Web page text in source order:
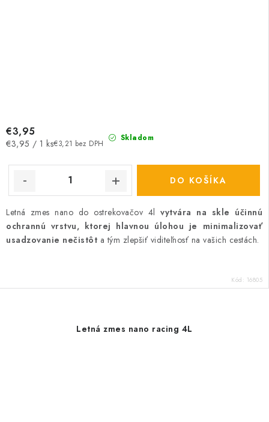
Skladom
€3,21 bez DPH
€3,95
Jednotková
€3,95 / 1 ks
DO KOŠÍKA
Letná zmes nano do ostrekovačov 4lvytvára na skle účinnú
ochrannú vrstvu, ktorej hlavnou úlohou je minimalizovať
usadzovanie nečistôt a tým zlepšiť viditeľnosť na vašich cestách.
Kód: 16805
Letná zmes nano racing 4L